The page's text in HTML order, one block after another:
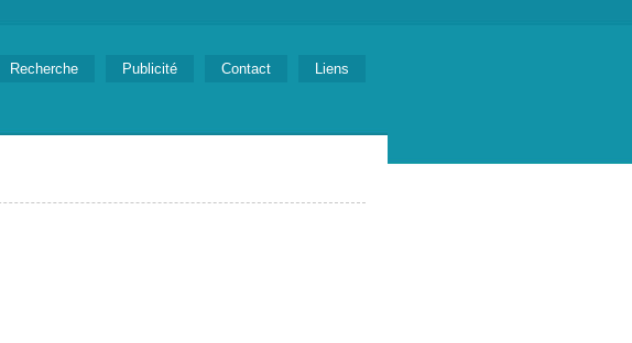
Recherche Publicité Contact Liens